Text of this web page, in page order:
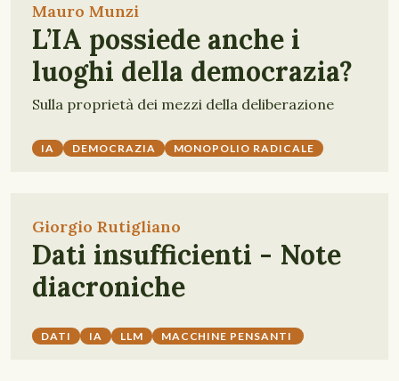
Mauro Munzi
L’IA possiede anche i
luoghi della democrazia?
Sulla proprietà dei mezzi della deliberazione
IA DEMOCRAZIA MONOPOLIO RADICALE
Giorgio Rutigliano
Dati insufficienti - Note
diacroniche
DATI IA LLM MACCHINE PENSANTI